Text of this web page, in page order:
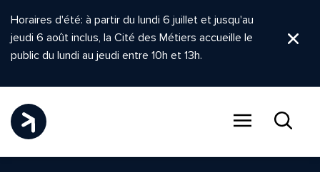
Horaires d'été: à partir du lundi 6 juillet et jusqu'au
jeudi 6 août inclus, la Cité des Métiers accueille le
public du lundi au jeudi entre 10h et 13h.